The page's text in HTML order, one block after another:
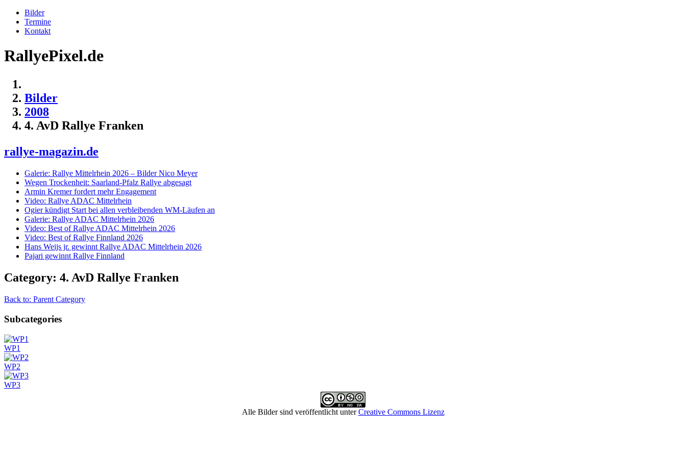
Bilder
Termine
Kontakt
RallyePixel.de
Bilder
2008
4. AvD Rallye Franken
rallye-magazin.de
Galerie: Rallye Mittelrhein 2026 – Bilder Nico Meyer
Wegen Trockenheit: Saarland-Pfalz Rallye abgesagt
Armin Kremer fordert mehr Engagement
Video: Rallye ADAC Mittelrhein
Ogier kündigt Start bei allen verbleibenden WM-Läufen an
Galerie: Rallye ADAC Mittelrhein 2026
Video: Best of Rallye ADAC Mittelrhein 2026
Video: Best of Rallye Finnland 2026
Hans Weijs jr. gewinnt Rallye ADAC Mittelrhein 2026
Pajari gewinnt Rallye Finnland
Category: 4. AvD Rallye Franken
Back to: Parent Category
Subcategories
WP1
WP2
WP3
Alle Bilder sind veröffentlicht unterCreative Commons Lizenz